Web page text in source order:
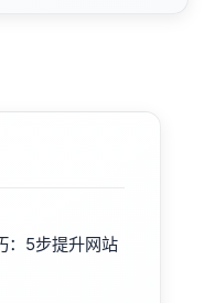
：5步提升网站